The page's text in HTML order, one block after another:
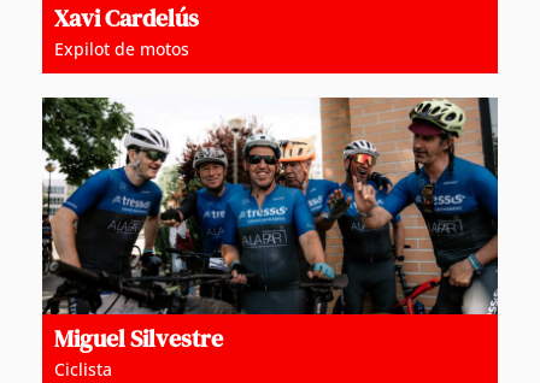
Xavi Cardelús
Expilot de motos
Miguel Silvestre
Ciclista